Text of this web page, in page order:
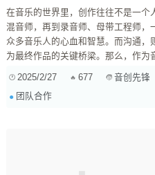
在音乐的世界里，创作往往不是一个
混音师，再到录音师、母带工程师，
众多音乐人的心血和智慧。而沟通
为最终作品的关键桥梁。那么，作为
用的沟通技巧和经验，帮助你成为一个更
通的重要性：音乐创作中的团队合作 音乐制作是一个高度协作的过程。每
2025/2/27 677 音创先锋
团队合作